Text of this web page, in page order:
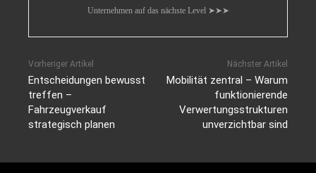
Unternehmen auf das nächste Level ➤➤➤
Vorheriger Artikel
Entscheidungen bewusst
treffen –
Fahrzeugverkauf
strategisch planen
Nächster Artikel
Mobilität zentral – Warum
funktionierende
Verwertungsstrukturen
unverzichtbar sind